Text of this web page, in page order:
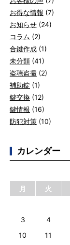
お得な情報 (7)
お知らせ (24)
コラム (2)
合鍵作成 (1)
未分類 (41)
盗聴盗撮 (2)
補助錠 (1)
鍵交換 (12)
鍵情報 (16)
防犯対策 (10)
カレンダー
月
火
3
4
10
11